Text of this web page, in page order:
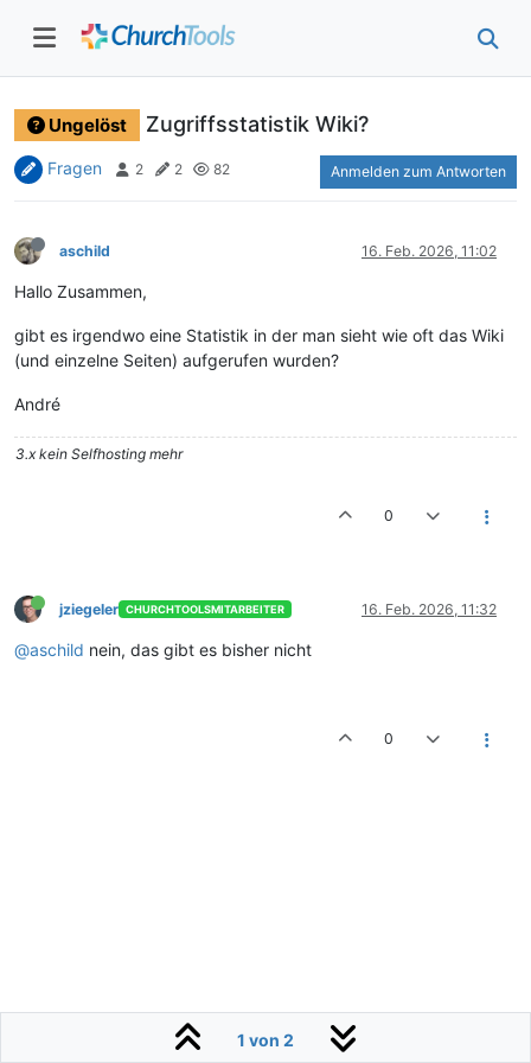
Ungelöst Zugriffsstatistik Wiki?
Fragen 2 2 82 Anmelden zum Antworten
aschild 16. Feb. 2026, 11:02
Hallo Zusammen,
gibt es irgendwo eine Statistik in der man sieht wie oft das Wiki
(und einzelne Seiten) aufgerufen wurden?
André
3.x kein Selfhosting mehr
0
jziegeler CHURCHTOOLSMITARBEITER 16. Feb. 2026, 11:32
@aschild nein, das gibt es bisher nicht
0
1 von 2